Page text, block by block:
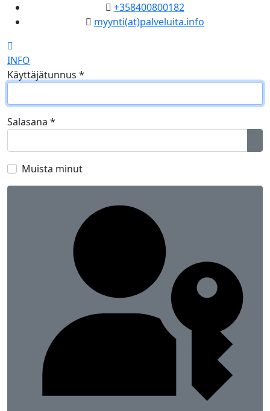
+358400800182
myynti(at)palveluita.info
INFO
Käyttäjätunnus *
Salasana *
Muista minut